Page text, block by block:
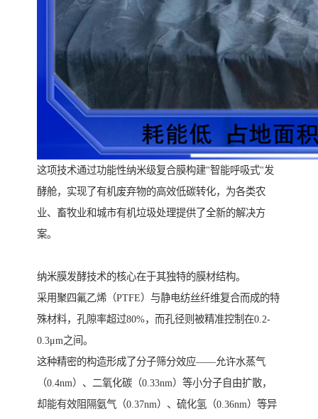
这项技术通过功能性纳米级复合膜构建"智能呼吸式"发
酵舱，实现了有机废弃物的高效低碳转化，为各类农
业、畜牧业和城市有机垃圾处理提供了全新的解决方
案。
纳米膜发酵技术的核心在于其独特的膜材结构。
采用聚四氟乙烯（PTFE）与静电纺丝纤维复合而成的特
殊材料，孔隙率超过80%，而孔径则被精准控制在0.2-
0.3μm之间。
这种精密的构造形成了分子筛分效应——允许水蒸气
（0.4nm）、二氧化碳（0.33nm）等小分子自由扩散，
却能有效阻隔氨气（0.37nm）、硫化氢（0.36nm）等异